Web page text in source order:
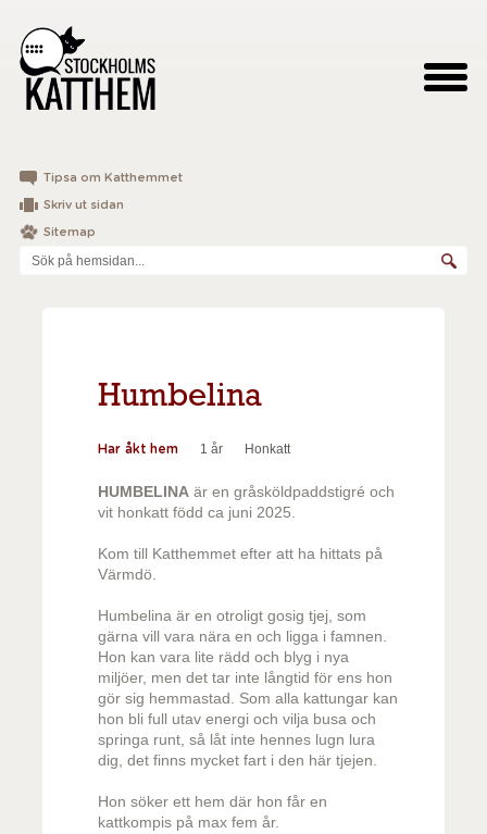
Tipsa om Katthemmet
Skriv ut sidan
Sitemap
Humbelina
Har åkt hem 1 år Honkatt
HUMBELINA är en gråsköldpaddstigré och
vit honkatt född ca juni 2025.
Kom till Katthemmet efter att ha hittats på
Värmdö.
Humbelina är en otroligt gosig tjej, som
gärna vill vara nära en och ligga i famnen.
Hon kan vara lite rädd och blyg i nya
miljöer, men det tar inte långtid för ens hon
gör sig hemmastad. Som alla kattungar kan
hon bli full utav energi och vilja busa och
springa runt, så låt inte hennes lugn lura
dig, det finns mycket fart i den här tjejen.
Hon söker ett hem där hon får en
kattkompis på max fem år.